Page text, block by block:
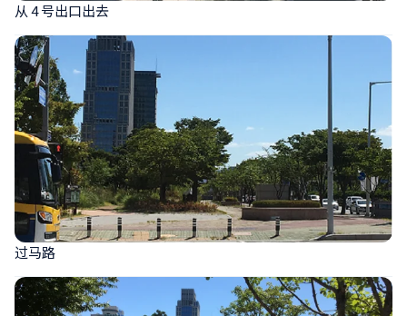
从 4 号出口出去
过马路